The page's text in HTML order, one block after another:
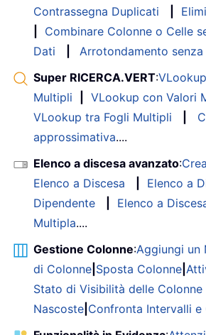
Contrassegna Duplicati
Combinare Colonne o Celle
Dati
Arrotondamento
Super RICERCA.VERT:
Multipli
VLookup con Valori
VLookup tra Fogli Multipli
approssimativa....
Elenco a discesa avanzato:
Elenco a Discesa
Elenco a
Dipendente
Elenco a
Multipla....
Gestione Colonne:Aggiungi un
di Colonne Sposta Colonne
Stato di Visibilità delle Colonne
Nascoste Confronta Intervalli e